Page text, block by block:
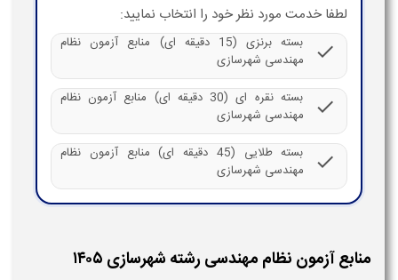
لطفا خدمت مورد نظر خود را انتخاب نمایید:
check
بسته برنزی (15 دقیقه ای) منابع آزمون نظام
مهندسی شهرسازی
check
بسته نقره ای (30 دقیقه ای) منابع آزمون نظام
مهندسی شهرسازی
check
بسته طلایی (45 دقیقه ای) منابع آزمون نظام
مهندسی شهرسازی
منابع آزمون نظام مهندسی رشته شهرسازی ۱۴۰۵